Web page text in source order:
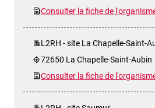
Consulter la fiche de
L2RH - site La Chapelle-Saint-
72650 La Chapelle-Saint-Aubin
Consulter la fiche de